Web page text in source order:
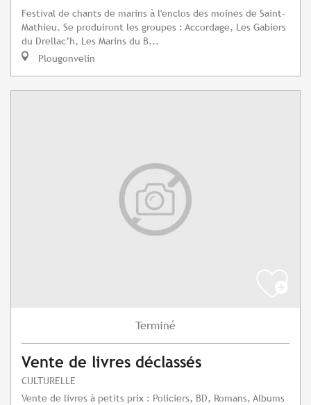
Festival de chants de marins à l'enclos des moines de Saint-
Mathieu. Se produiront les groupes : Accordage, Les Gabiers
du Drellac’h, Les Marins du B...
Plougonvelin
Terminé
Vente de livres déclassés
CULTURELLE
Vente de livres à petits prix : Policiers, BD, Romans, Albums